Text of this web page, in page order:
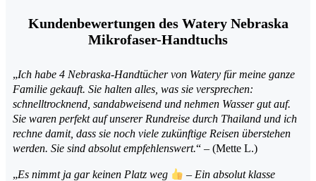
Kundenbewertungen des Watery Nebraska
Mikrofaser-Handtuchs
„Ich habe 4 Nebraska-Handtücher von Watery für meine ganze
Familie gekauft. Sie halten alles, was sie versprechen:
schnelltrocknend, sandabweisend und nehmen Wasser gut auf.
Sie waren perfekt auf unserer Rundreise durch Thailand und ich
rechne damit, dass sie noch viele zukünftige Reisen überstehen
werden. Sie sind absolut empfehlenswert.“ – (Mette L.)
„Es nimmt ja gar keinen Platz weg
– Ein absolut klasse